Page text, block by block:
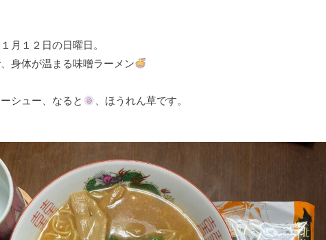
月１２日の日曜日。
身体が温まる味噌ラーメン
シュー、なると
、ほうれん草です。